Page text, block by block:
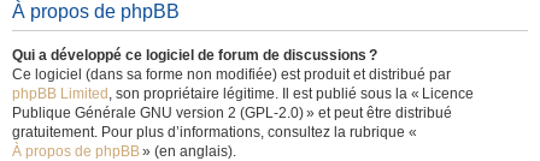
À propos de phpBB
Qui a développé ce logiciel de forum de discussions ?
Ce logiciel (dans sa forme non modifiée) est produit et distribué par
phpBB Limited , son propriétaire légitime. Il est publié sous la « Licence
Publique Générale GNU version 2 (GPL-2.0) » et peut être distribué
gratuitement. Pour plus d’informations, consultez la rubrique «
À propos de phpBB» (en anglais).